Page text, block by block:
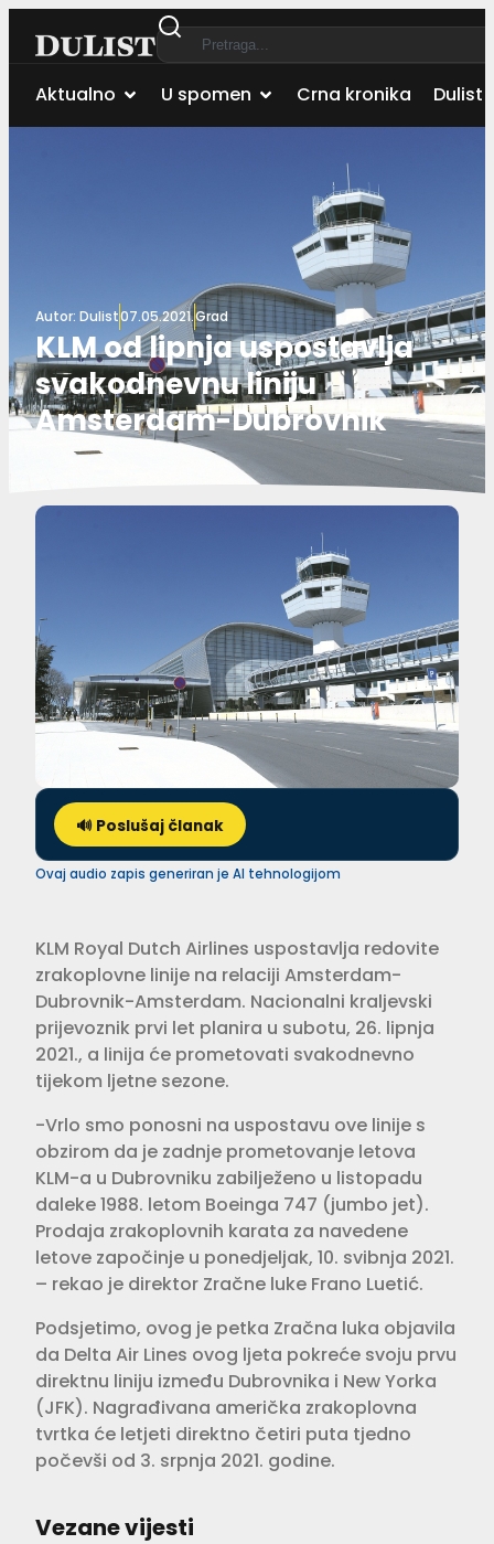
Aktualno U spomen Crna kronika Dulist
Autor: Dulist07.05.2021.Grad
KLM od lipnja uspostavlja
svakodnevnu liniju
Amsterdam-Dubrovnik
🔊 Poslušaj članak
Ovaj audio zapis generiran je AI tehnologijom
KLM Royal Dutch Airlines uspostavlja redovite
zrakoplovne linije na relaciji Amsterdam-
Dubrovnik-Amsterdam. Nacionalni kraljevski
prijevoznik prvi let planira u subotu, 26. lipnja
2021., a linija će prometovati svakodnevno
tijekom ljetne sezone.
-Vrlo smo ponosni na uspostavu ove linije s
obzirom da je zadnje prometovanje letova
KLM-a u Dubrovniku zabilježeno u listopadu
daleke 1988. letom Boeinga 747 (jumbo jet).
Prodaja zrakoplovnih karata za navedene
letove započinje u ponedjeljak, 10. svibnja 2021.
– rekao je direktor Zračne luke Frano Luetić.
Podsjetimo, ovog je petka Zračna luka objavila
da Delta Air Lines ovog ljeta pokreće svoju prvu
direktnu liniju između Dubrovnika i New Yorka
(JFK). Nagrađivana američka zrakoplovna
tvrtka će letjeti direktno četiri puta tjedno
počevši od 3. srpnja 2021. godine.
Vezane vijesti